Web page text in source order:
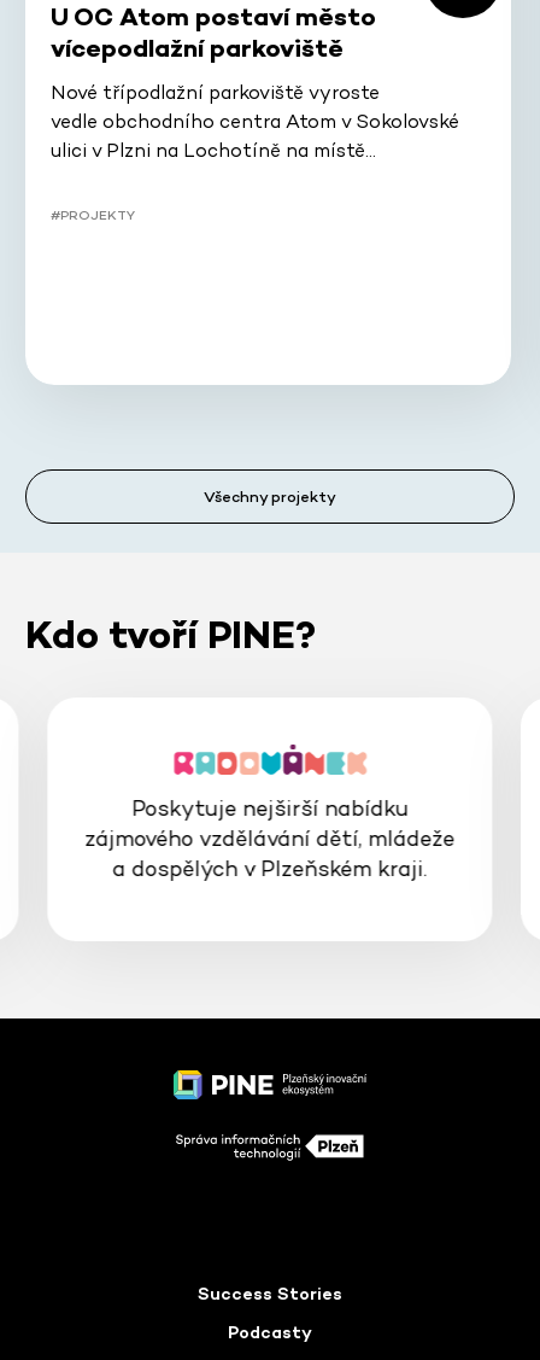
U OC Atom postaví město
vícepodlažní parkoviště
Nové třípodlažní parkoviště vyroste
vedle obchodního centra Atom v Sokolovské
ulici v Plzni na Lochotíně na místě…
#PROJEKTY
Všechny projekty
Kdo tvoří PINE?
Poskytuje nejširší nabídku
zájmového vzdělávání dětí, mládeže
a dospělých v Plzeňském kraji.
Success Stories
Podcasty